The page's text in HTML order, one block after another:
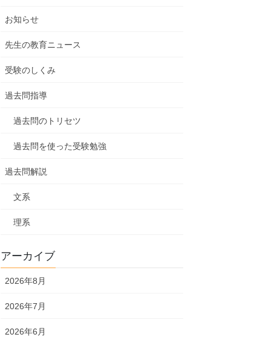
お知らせ
先生の教育ニュース
受験のしくみ
過去問指導
過去問のトリセツ
過去問を使った受験勉強
過去問解説
文系
理系
アーカイブ
2026年8月
2026年7月
2026年6月